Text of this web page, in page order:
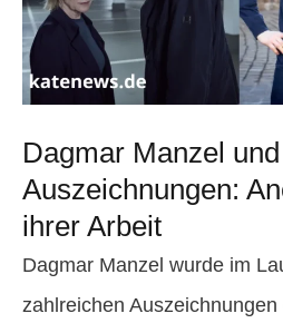
Dagmar Manzel
Auszeichnungen:
ihrer Arbeit
Dagmar Manzel wurde im
zahlreichen